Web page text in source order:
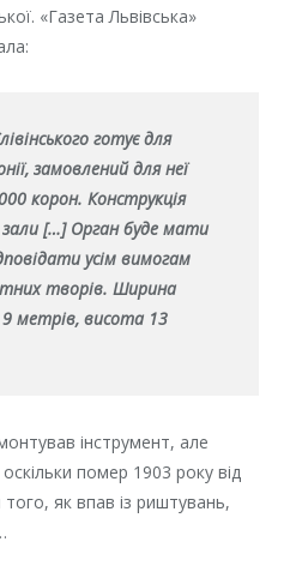
«Газета Львівська»
готує для
замовлений для неї
корон. Конструкція
зали […] Орган буде мати
усім вимогам
творів. Ширина
метрів, висота 13
інструмент, але
помер 1903 року від
як впав із риштувань,